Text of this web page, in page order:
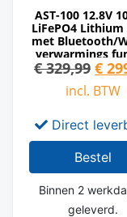
AST-100 12.8V
LiFePO4 Lithium
met Bluetooth/
verwarmings
€329,99 €
incl. BTW
Direct
Bestel
Binnen 2
geleverd.